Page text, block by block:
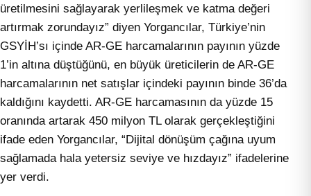
üretilmesini sağlayarak yerlileşmek ve katma değeri
artırmak zorundayız” diyen Yorgancılar, Türkiye’nin
GSYİH’sı içinde AR-GE harcamalarının payının yüzde
1’in altına düştüğünü, en büyük üreticilerin de AR-GE
harcamalarının net satışlar içindeki payının binde 36’da
kaldığını kaydetti. AR-GE harcamasının da yüzde 15
oranında artarak 450 milyon TL olarak gerçekleştiğini
ifade eden Yorgancılar, “Dijital dönüşüm çağına uyum
sağlamada hala yetersiz seviye ve hızdayız” ifadelerine
yer verdi.